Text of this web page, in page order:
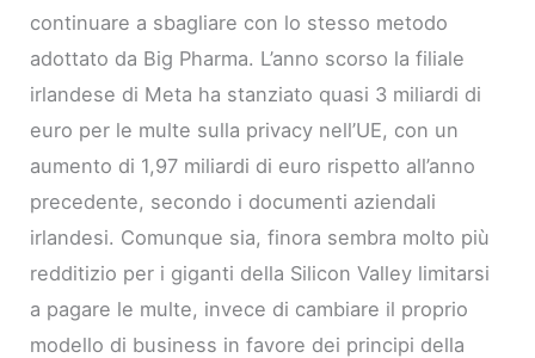
continuare a sbagliare con lo stesso metodo
adottato da Big Pharma. L’anno scorso la filiale
irlandese di Meta ha stanziato quasi 3 miliardi di
euro per le multe sulla privacy nell’UE, con un
aumento di 1,97 miliardi di euro rispetto all’anno
precedente, secondo i documenti aziendali
irlandesi. Comunque sia, finora sembra molto più
redditizio per i giganti della Silicon Valley limitarsi
a pagare le multe, invece di cambiare il proprio
modello di business in favore dei principi della